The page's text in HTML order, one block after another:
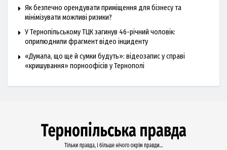
Як безпечно орендувати приміщення для бізнесу та
мінімізувати можливі ризики?
У Тернопільському ТЦК загинув 46-річний чоловік:
оприлюднили фрагмент відео інциденту
«Думала, що ще й сумки будуть»: відеозапис у справі
«кришування» порноофісів у Тернополі